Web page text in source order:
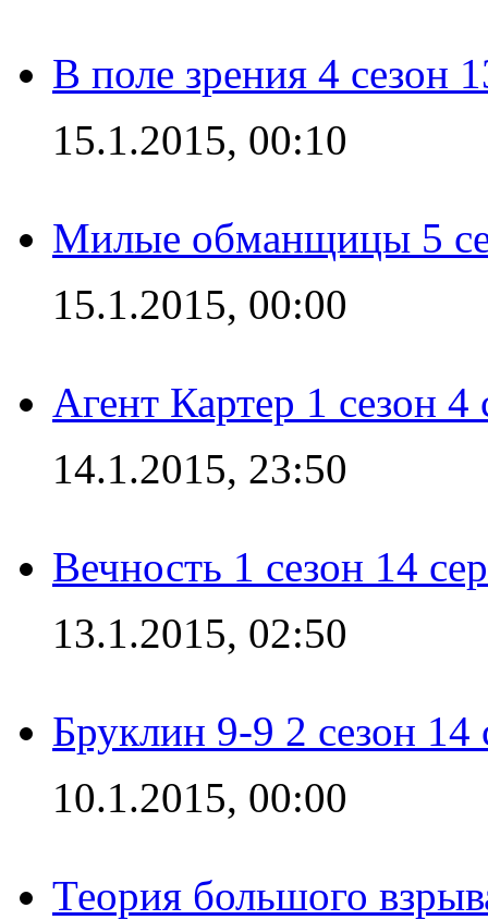
В поле зрения 4 сезон
15.1.2015, 00:10
Милые обманщицы 5
15.1.2015, 00:00
Агент Картер 1 сезон 4
14.1.2015, 23:50
Вечность 1 сезон 14
13.1.2015, 02:50
Бруклин 9-9 2 сезон 14
10.1.2015, 00:00
Теория большого